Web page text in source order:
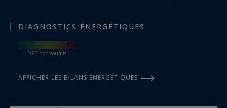
DIAGNOSTICS ÉNERGÉTIQUES
DPE non soumis
AFFICHER LES BILANS ÉNERGÉTIQUES